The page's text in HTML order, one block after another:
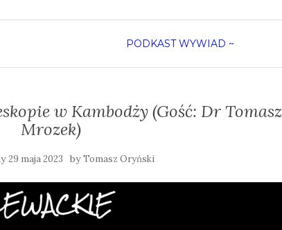
PODKAST WYWIAD ~
w Kambodży (Gość: Dr Tomasz
Mrozek)
29 maja 2023 byTomasz Oryński